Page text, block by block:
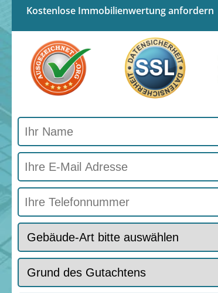
Kostenlose Immobilienwertung anfordern